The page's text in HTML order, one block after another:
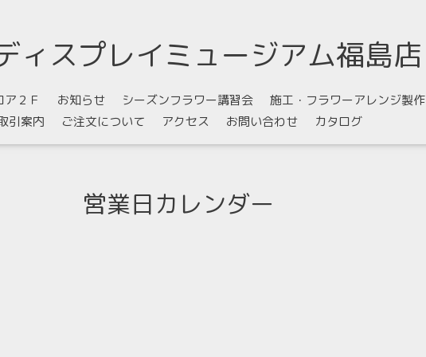
ィスプレイミュージアム福島店
ア２Ｆ お知らせ シーズンフラワー講習会 施工・フラワーアレンジ製作
引案内
ご注文について アクセス お問い合わせ カタログ
営業日カレンダー